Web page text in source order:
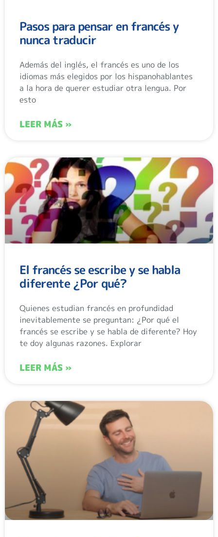
Pasos para pensar en francés y
nunca traducir
Además del inglés, el francés es uno de los
idiomas más elegidos por los hispanohablantes
a la hora de querer estudiar otra lengua. Por
esto
LEER MÁS »
El francés se escribe y se habla
diferente ¿Por qué?
Quienes estudian francés en profundidad
inevitablemente se preguntan: ¿Por qué el
francés se escribe y se habla de diferente? Hoy
te doy algunas razones. Explorar
LEER MÁS »